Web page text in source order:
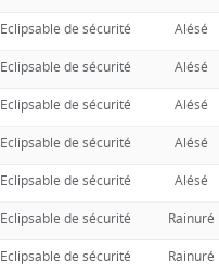
Eclipsable de sécurité Alésé
Eclipsable de sécurité Alésé
Eclipsable de sécurité Alésé
Eclipsable de sécurité Alésé
Eclipsable de sécurité Alésé
Eclipsable de sécurité Rainuré
Eclipsable de sécurité Rainuré